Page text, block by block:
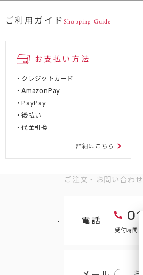
ご利用ガイドShopping Guide
お支払い方法
・クレジットカード
・AmazonPay
・PayPay
・後払い
・代金引換
詳細はこちら
ご注文・お問い合わ
電話
受付時間